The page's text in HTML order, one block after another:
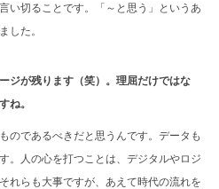
い切ることです。「～と思う」というあ
した。
ジが残ります（笑）。理屈だけではな
ね。
のであるべきだと思うんです。データも
。人の心を打つことは、デジタルやロジ
れらも大事ですが、あえて時代の流れを